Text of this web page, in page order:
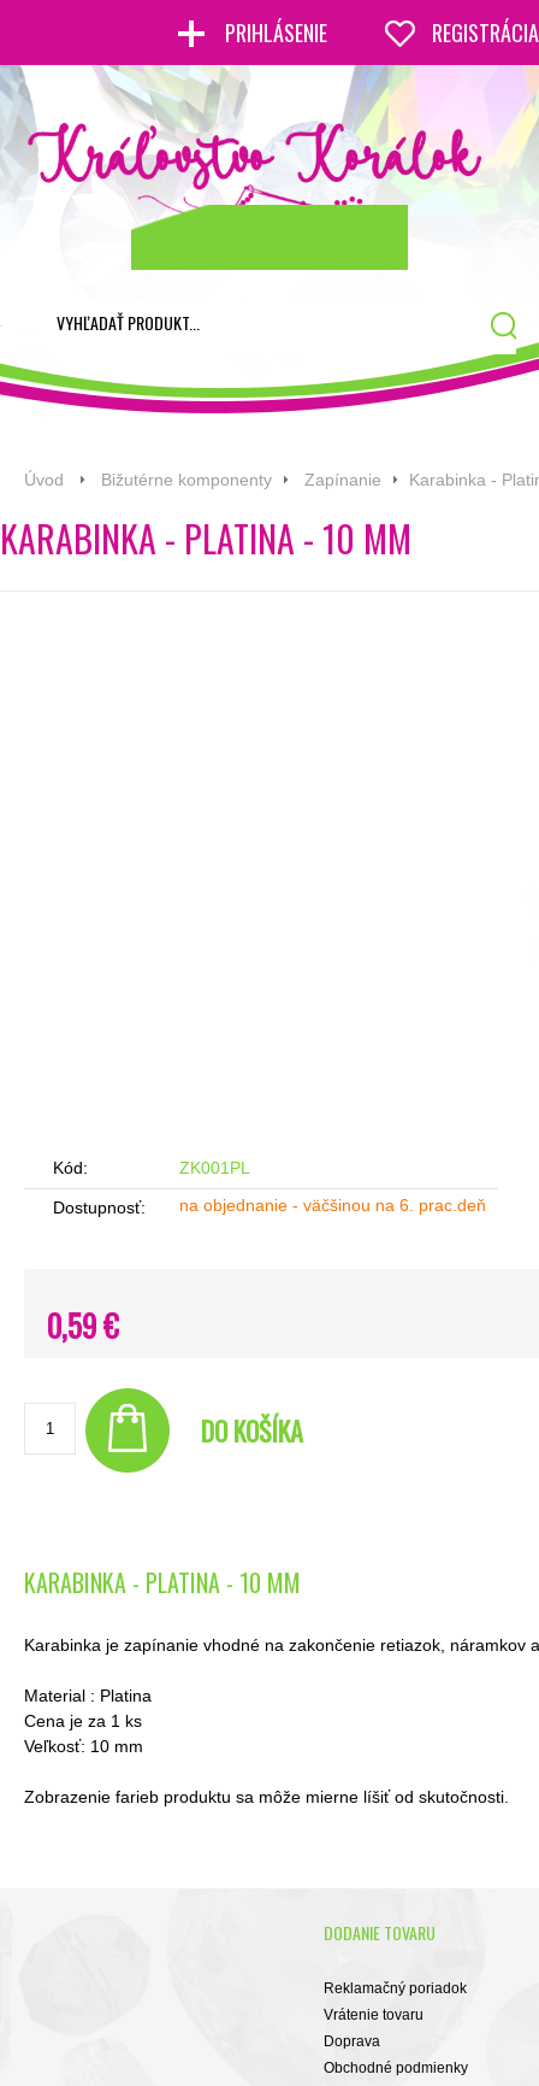
PRIHLÁSENIE REGISTRÁCIA
Úvod Bižutérne komponenty Zapínanie Karabinka -
KARABINKA - PLATINA - 10 MM
Kód: ZK001PL
Dostupnosť: na objednanie - väčšinou na 6. prac.deň
0,59 €
DO KOŠÍKA
KARABINKA - PLATINA - 10 MM
Karabinka je zapínanie vhodné na zakončenie retiazok, náramkov
Material : Platina
Cena je za 1 ks
Veľkosť: 10 mm
Zobrazenie farieb produktu sa môže mierne líšiť od skutočnosti.
DODANIE TOVARU
Reklamačný poriadok
Vrátenie tovaru
Doprava
Obchodné podmienky